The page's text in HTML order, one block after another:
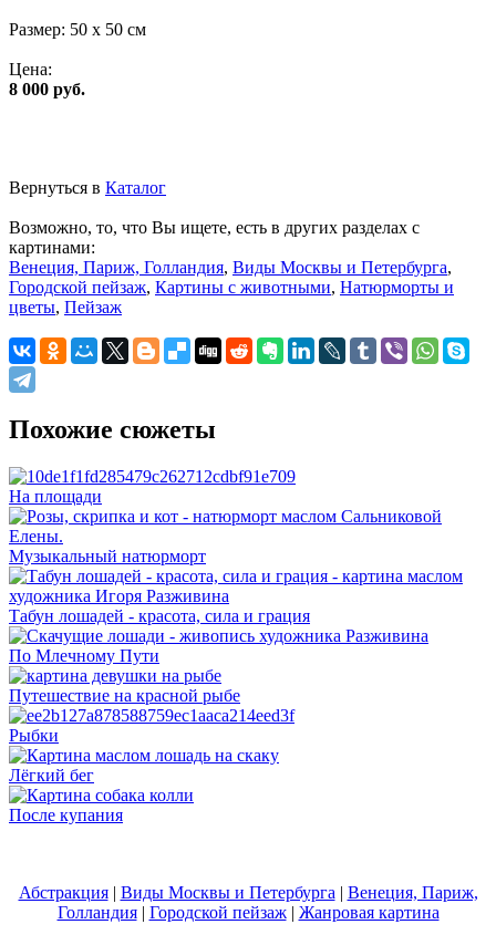
Размер: 50 x 50 см
Цена:
8 000 руб.
Вернуться в Каталог
Возможно, то, что Вы ищете, есть в других разделах с
картинами:
Венеция, Париж, Голландия, Виды Москвы и Петербурга,
Городской пейзаж, Картины с животными, Натюрморты и
цветы, Пейзаж
Похожие сюжеты
На площади
Музыкальный натюрморт
Табун лошадей - красота, сила и грация
По Млечному Пути
Путешествие на красной рыбе
Рыбки
Лёгкий бег
После купания
Абстракция| Виды Москвы и Петербурга | Венеция, Париж,
Голландия| Городской пейзаж| Жанровая картина